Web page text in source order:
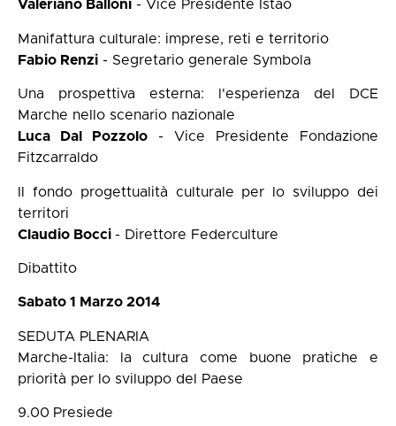
Valeriano Balloni - Vice Presidente Istao
Manifattura culturale: imprese, reti e territorio
Fabio Renzi - Segretario generale Symbola
Una prospettiva esterna: l'esperienza del DCE
Marche nello scenario nazionale
Luca Dal Pozzolo - Vice Presidente Fondazione
Fitzcarraldo
Il fondo progettualità culturale per lo sviluppo dei
territori
Claudio Bocci - Direttore Federculture
Dibattito
Sabato 1 Marzo 2014
SEDUTA PLENARIA
Marche-Italia: la cultura come buone pratiche e
priorità per lo sviluppo del Paese
9.00 Presiede